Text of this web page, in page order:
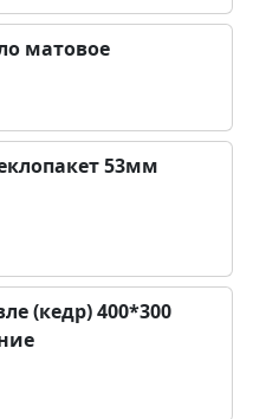
матовое
53мм
(кедр) 400*300